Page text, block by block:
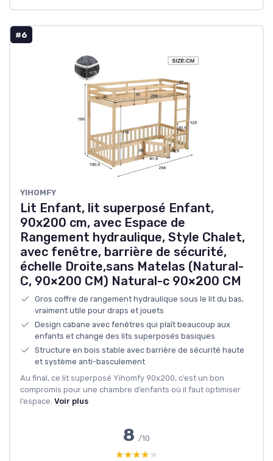
#6
YIHOMFY
Lit Enfant, lit superposé Enfant,
90x200 cm, avec Espace de
Rangement hydraulique, Style Chalet,
avec fenêtre, barrière de sécurité,
échelle Droite,sans Matelas (Natural-
C, 90×200 CM) Natural-c 90×200 CM
Gros coffre de rangement hydraulique sous le lit du bas,
vraiment utile pour draps et jouets
Design cabane avec fenêtres qui plaît beaucoup aux
enfants et change des lits superposés basiques
Structure en bois stable avec barrière de sécurité haute
et système anti-basculement
Au final, ce lit superposé Yihomfy 90x200, c’est un bon
compromis pour une chambre d’enfants où il faut optimiser
l’espace. Voir plus
8 /10
★★★★★
★★★★★